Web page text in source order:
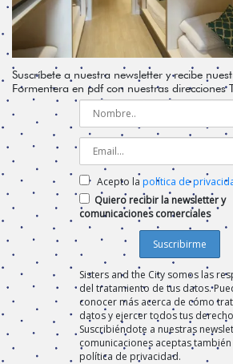
Suscríbete a nuestra newsletter y recibe
Formentera en pdf con nuestras direcciones
Acepto la política de
Quiero recibir la newsletter y
comunicaciones comerciales
Sisters and the City somos las
del tratamiento de tus datos.
conocer más acerca de cómo
datos y ejercer todos tus
Suscribiéndote a nuestras
comunicaciones aceptas
política de privacidad.